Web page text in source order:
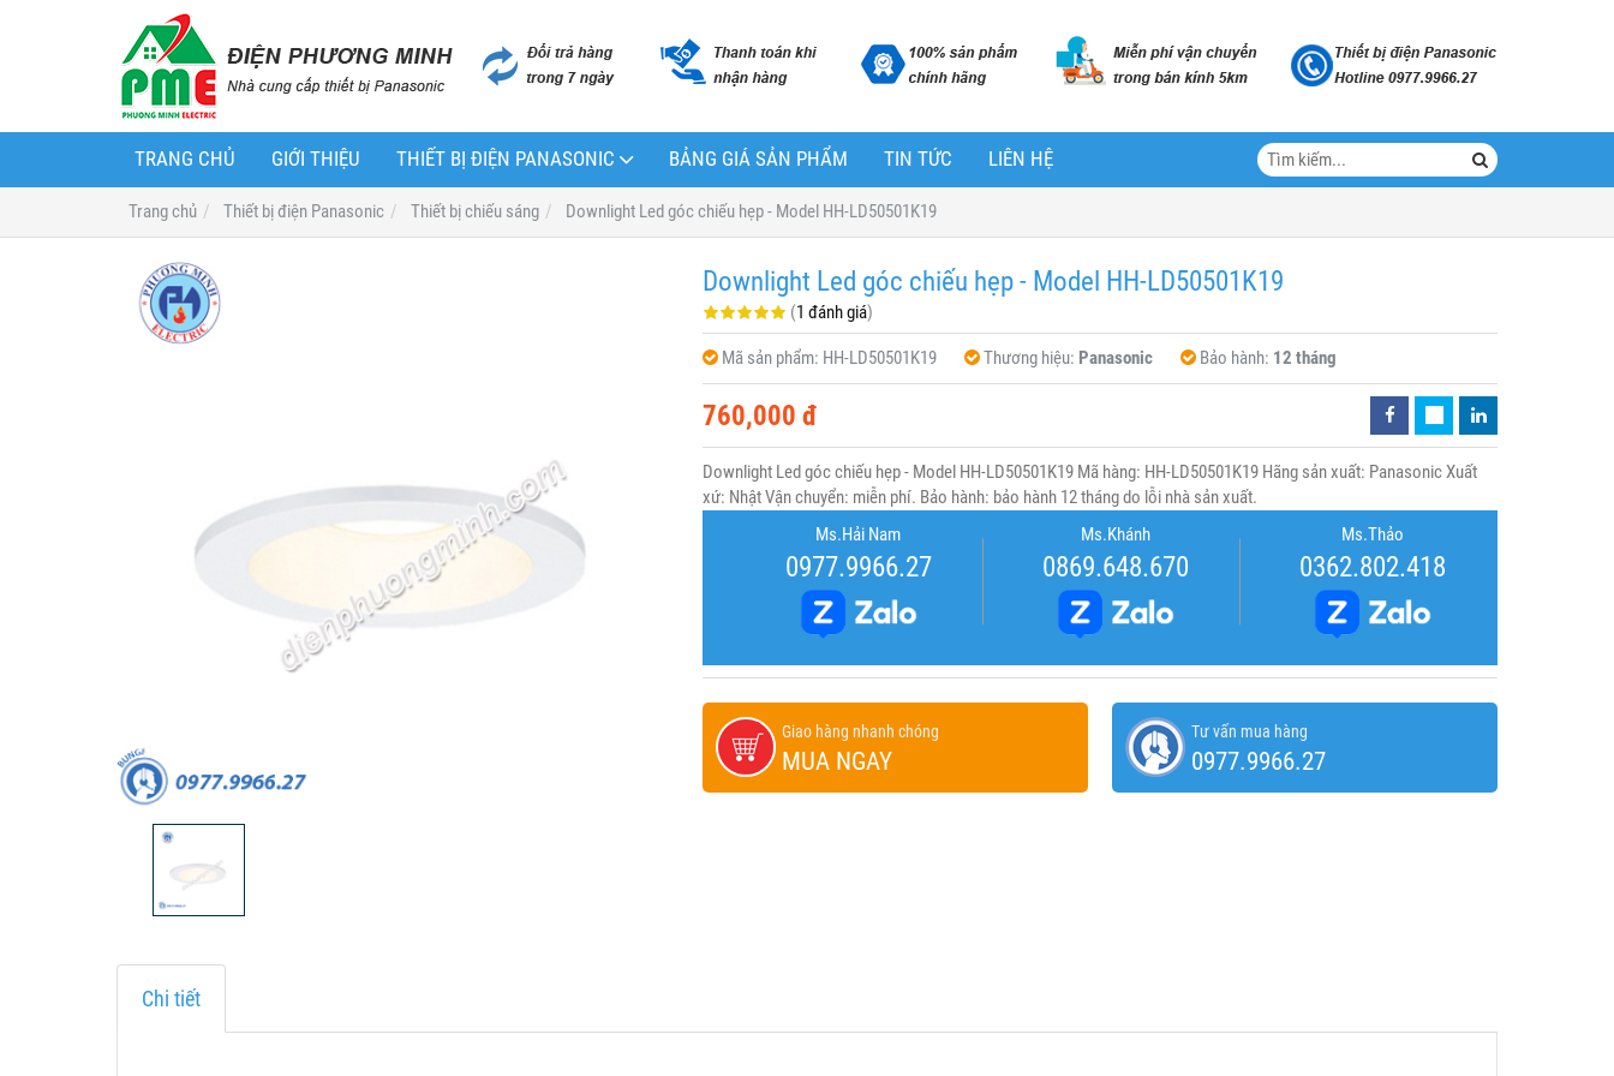
TRANG CHỦ GIỚI THIỆU THIẾT BỊ ĐIỆN PANASONIC BẢNG GIÁ SẢN PHẨM TIN TỨC LIÊN HỆ
Trang chủ Thiết bị điện Panasonic Thiết bị chiếu sáng Downlight Led góc chiếu hẹp - Model HH-LD50501K19
Downlight Led góc chiếu hẹp - Model HH-LD50501K19
(1 đánh giá)
Mã sản phẩm: HH-LD50501K19 Thương hiệu: Panasonic Bảo hành: 12 tháng
760,000 đ
Downlight Led góc chiếu hẹp - Model HH-LD50501K19 Mã hàng: HH-LD50501K19 Hãng sản xuất: Panasonic Xuất
xứ: Nhật Vận chuyển: miễn phí. Bảo hành: bảo hành 12 tháng do lỗi nhà sản xuất.
Ms.Hải Nam
0977.9966.27
Ms.Khánh
0869.648.670
Ms.Thảo
0362.802.418
Giao hàng nhanh chóng
MUA NGAY
Tư vấn mua hàng
0977.9966.27
Chi tiết